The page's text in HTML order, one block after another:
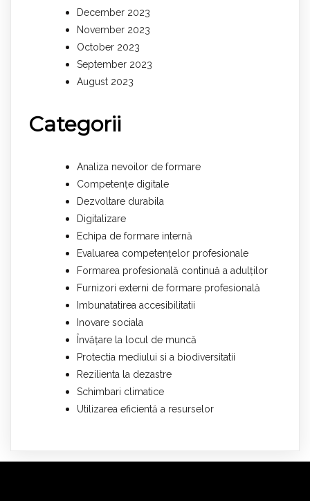
December 2023
November 2023
October 2023
September 2023
August 2023
Categorii
Analiza nevoilor de formare
Competențe digitale
Dezvoltare durabila
Digitalizare
Echipa de formare internă
Evaluarea competențelor profesionale
Formarea profesională continuă a adulților
Furnizori externi de formare profesională
Imbunatatirea accesibilitatii
Inovare sociala
Învățare la locul de muncă
Protectia mediului si a biodiversitatii
Rezilienta la dezastre
Schimbari climatice
Utilizarea eficientă a resurselor